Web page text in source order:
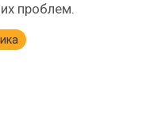
проблем.